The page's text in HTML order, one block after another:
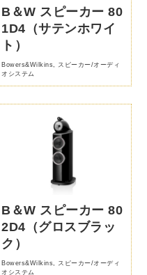
B＆W スピーカー 80
1D4（サテンホワイ
ト）
Bowers&Wilkins, スピーカー/オーディ
オシステム
B＆W スピーカー 80
2D4（グロスブラッ
ク）
Bowers&Wilkins, スピーカー/オーディ
オシステム